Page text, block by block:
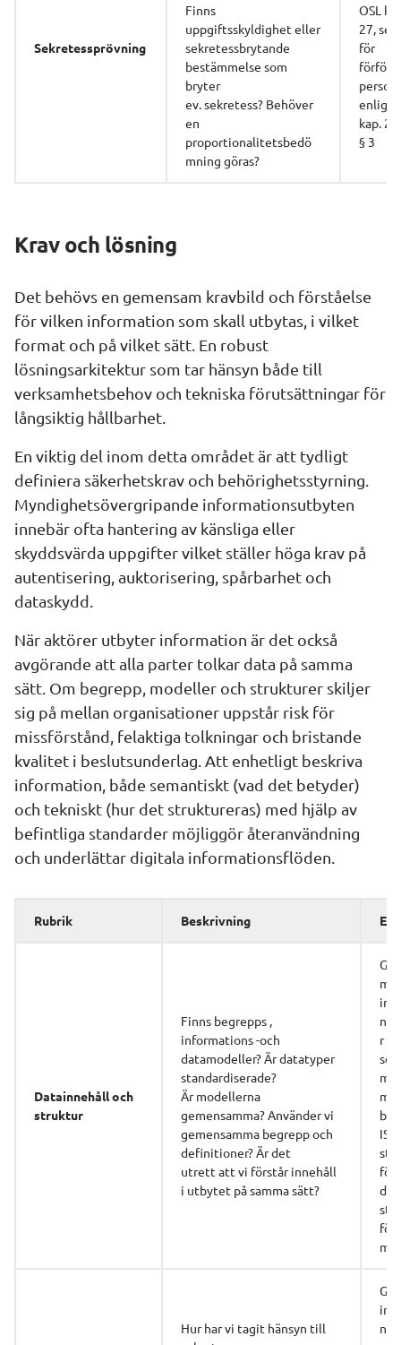
Sekretessprövning
Finns
uppgiftsskyldighet eller
sekretessbrytande
bestämmelse som
bryter
ev. sekretess? Behöver
en
proportionalitetsbedö
mning göras?
OSL
27,
för
enligt
kap. 21.
§ 3
Krav och lösning
Det behövs en gemensam kravbild och förståelse
för vilken information som skall utbytas, i vilket
format och på vilket sätt. En robust
lösningsarkitektur som tar hänsyn både till
verksamhetsbehov och tekniska förutsättningar för
långsiktig hållbarhet.
En viktig del inom detta området är att tydligt
definiera säkerhetskrav och behörighetsstyrning.
Myndighetsövergripande informationsutbyten
innebär ofta hantering av känsliga eller
skyddsvärda uppgifter vilket ställer höga krav på
autentisering, auktorisering, spårbarhet och
dataskydd.
När aktörer utbyter information är det också
avgörande att alla parter tolkar data på samma
sätt. Om begrepp, modeller och strukturer skiljer
sig på mellan organisationer uppstår risk för
missförstånd, felaktiga tolkningar och bristande
kvalitet i beslutsunderlag. Att enhetligt beskriva
information, både semantiskt (vad det betyder)
och tekniskt (hur det struktureras) med hjälp av
befintliga standarder möjliggör återanvändning
och underlättar digitala informationsflöden.
Rubrik Beskrivning
Datainnehåll och
struktur
Finns begrepps ,
informations -och
datamodeller? Är datatyper
standardiserade?
Är modellerna
gemensamma? Använder vi
gemensamma begrepp och
definitioner? Är det
utrett att vi förstår innehåll
i utbytet på samma sätt?
ma
r
ISO
för
för
Hur har vi tagit hänsyn till